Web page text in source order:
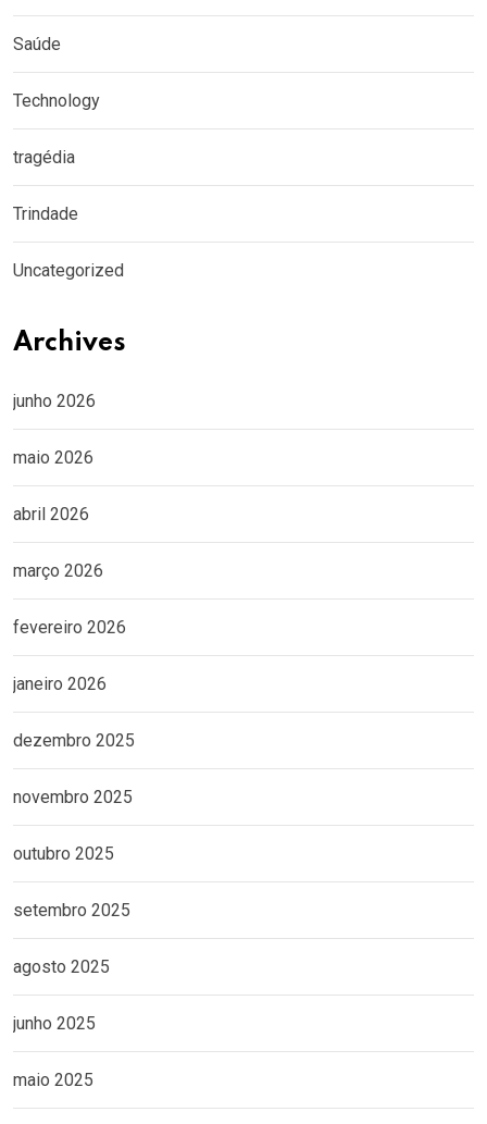
Saúde
Technology
tragédia
Trindade
Uncategorized
Archives
junho 2026
maio 2026
abril 2026
março 2026
fevereiro 2026
janeiro 2026
dezembro 2025
novembro 2025
outubro 2025
setembro 2025
agosto 2025
junho 2025
maio 2025